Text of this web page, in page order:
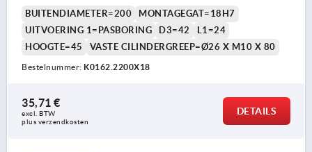
BUITENDIAMETER=200
MONTAGEGAT=18H7
UITVOERING 1=PASBORING
D3=42
L1=24
HOOGTE=45
VASTE CILINDERGREEP=Ø26 X M10 X 80
Bestelnummer: K0162.2200X18
35,71 €
excl. BTW
plus verzendkosten
DETAILS